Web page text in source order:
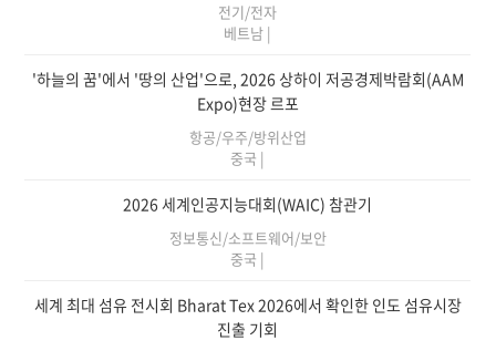
전기/전자
베트남 |
'하늘의 꿈'에서 '땅의 산업'으로, 2026 상하이 저공경제박람회(AAM
Expo)현장 르포
항공/우주/방위산업
중국 |
2026 세계인공지능대회(WAIC) 참관기
정보통신/소프트웨어/보안
중국 |
세계 최대 섬유 전시회 Bharat Tex 2026에서 확인한 인도 섬유시장
진출 기회